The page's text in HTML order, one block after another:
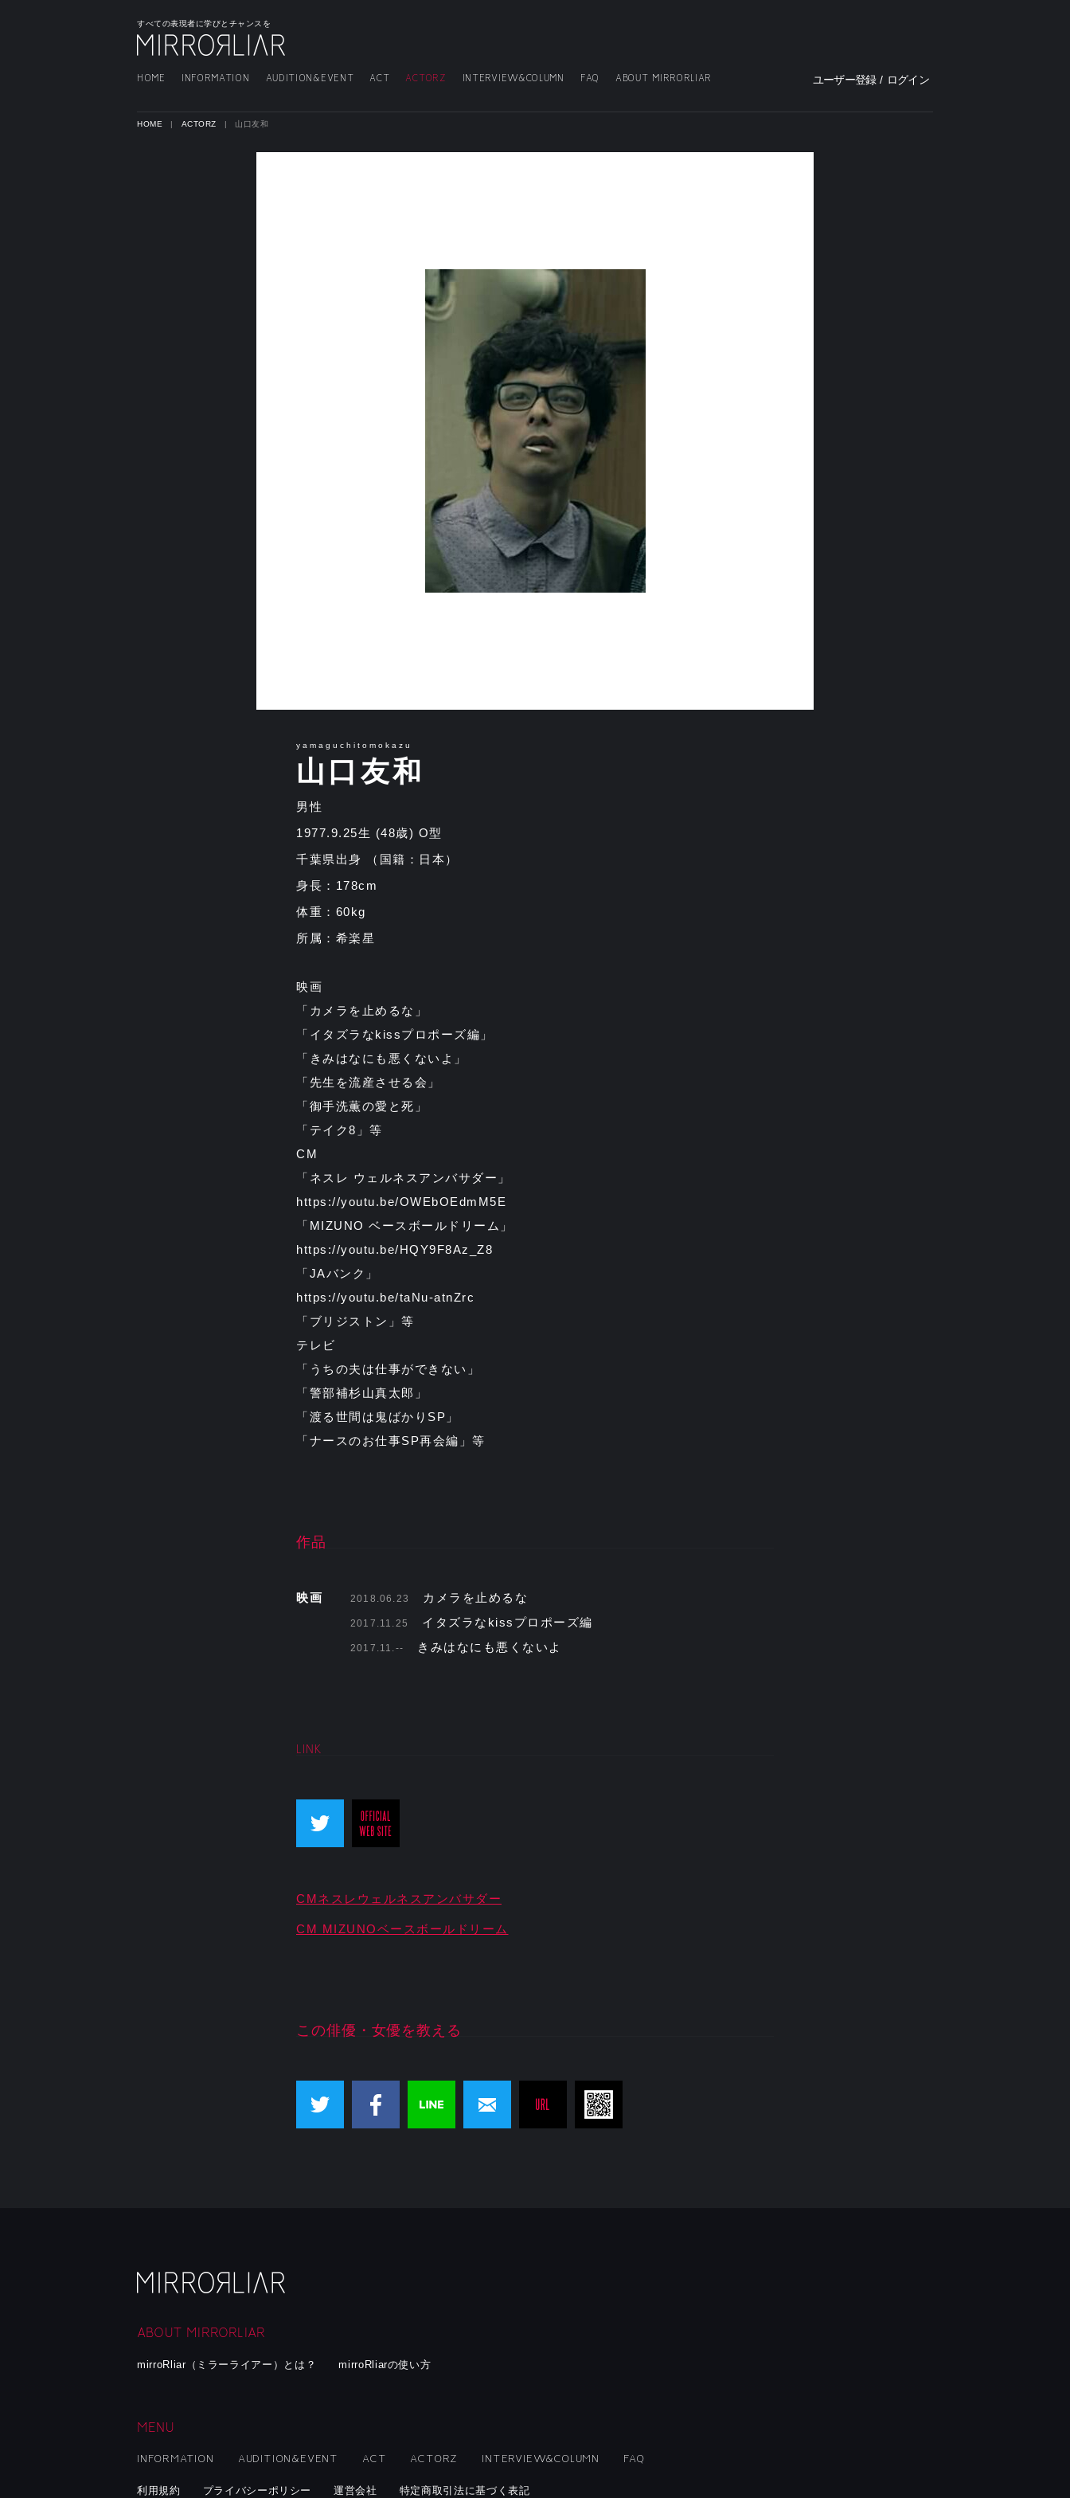
すべての表現者に学びとチャンスを
HOME INFORMATION AUDITION&EVENT ACT ACTORZ INTERVIEW&COLUMN FAQ ABOUT MIRRORLIAR ユーザー登録 / ログイン
HOME ACTORZ 山口友和
yamaguchitomokazu
山口友和
男性
1977.9.25生 (48歳) O型
千葉県出身 （国籍：日本）
身長：178cm
体重：60kg
所属：希楽星
映画
「カメラを止めるな」
「イタズラなkissプロポーズ編」
「きみはなにも悪くないよ」
「先生を流産させる会」
「御手洗薫の愛と死」
「テイク8」等
CM
「ネスレ ウェルネスアンバサダー」
https://youtu.be/OWEbOEdmM5E
「MIZUNO ベースボールドリーム」
https://youtu.be/HQY9F8Az_Z8
「JAバンク」
https://youtu.be/taNu-atnZrc
「ブリジストン」等
テレビ
「うちの夫は仕事ができない」
「警部補杉山真太郎」
「渡る世間は鬼ばかりSP」
「ナースのお仕事SP再会編」等
作品
映画 2018.06.23 カメラを止めるな
2017.11.25 イタズラなkissプロポーズ編
2017.11.-- きみはなにも悪くないよ
LINK
CMネスレウェルネスアンバサダー
CM MIZUNOベースボールドリーム
この俳優・女優を教える
ABOUT MIRRORLIAR
mirroRliar（ミラーライアー）とは？ mirroRliarの使い方
MENU
INFORMATION AUDITION&EVENT ACT ACTORZ INTERVIEW&COLUMN FAQ
利用規約 プライバシーポリシー 運営会社 特定商取引法に基づく表記